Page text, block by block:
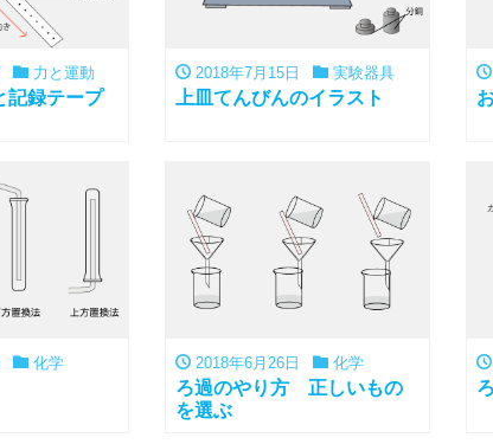
力と運動
記録テープ
2018年7月15日 実験器具
上皿てんびんのイラスト
化学 2018年6月26日 化学
ろ過のやり方 正しいもの
を選ぶ